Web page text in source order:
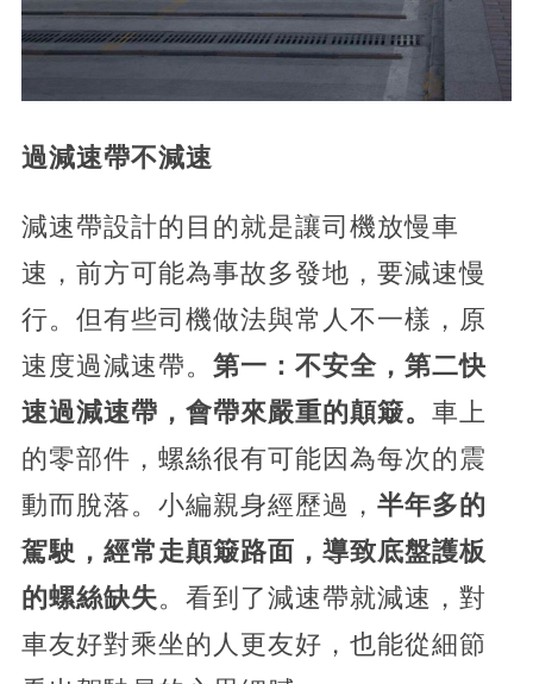
過減速帶不減速
減速帶設計的目的就是讓司機放慢車
速，前方可能為事故多發地，要減速慢
行。但有些司機做法與常人不一樣，原
速度過減速帶。 第一：不安全，第二快
速過減速帶，會帶來嚴重的顛簸。 車上
的零部件，螺絲很有可能因為每次的震
動而脫落。小編親身經歷過， 半年多的
駕駛，經常走顛簸路面，導致底盤護板
的螺絲缺失。看到了減速帶就減速，對
車友好對乘坐的人更友好，也能從細節